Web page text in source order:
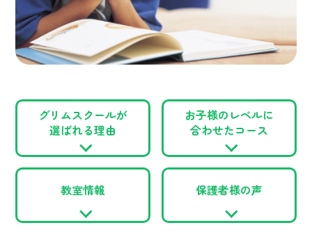
グリムスクールが
選ばれる理由
お子様のレベルに
合わせたコース
教室情報 保護者様の声